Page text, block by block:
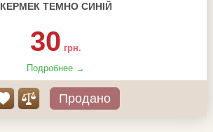
КЕРМЕК ТЕМНО СИНІЙ
30 грн.
Подробнее →
Продано